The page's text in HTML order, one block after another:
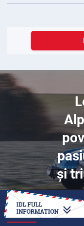
și
CUM SĂ